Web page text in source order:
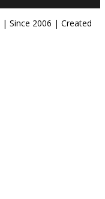
Since 2006 | Created